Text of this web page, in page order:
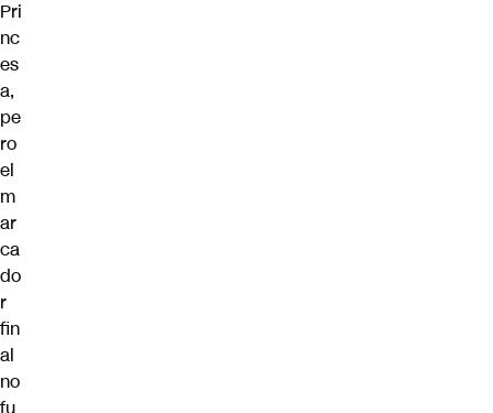
Pri
nc
es
a,
pe
ro
el
m
ar
ca
do
r
fin
al
no
fu